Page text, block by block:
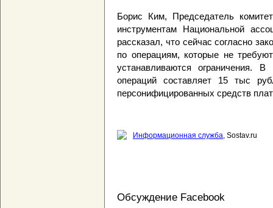
Борис Ким, Председатель
инструментам Национальной
рассказал, что сейчас согласно
по операциям, которые не
устанавливаются ограничения.
операций составляет 15 тыс
персонифицированных средств
Информационная служба, Sostav.ru
Обсуждение Facebook